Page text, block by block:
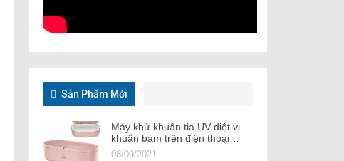
Sản Phẩm Mới
Máy khử khuẩn tia UV diệt vi
khuẩn bám trên điện thoại…
08/09/2021